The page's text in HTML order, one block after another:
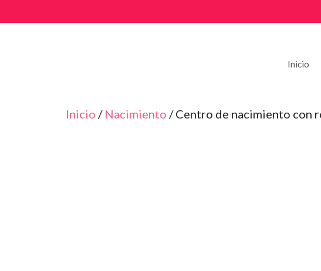
al
Inicio
Inicio / Nacimiento / Centro de nacimiento con